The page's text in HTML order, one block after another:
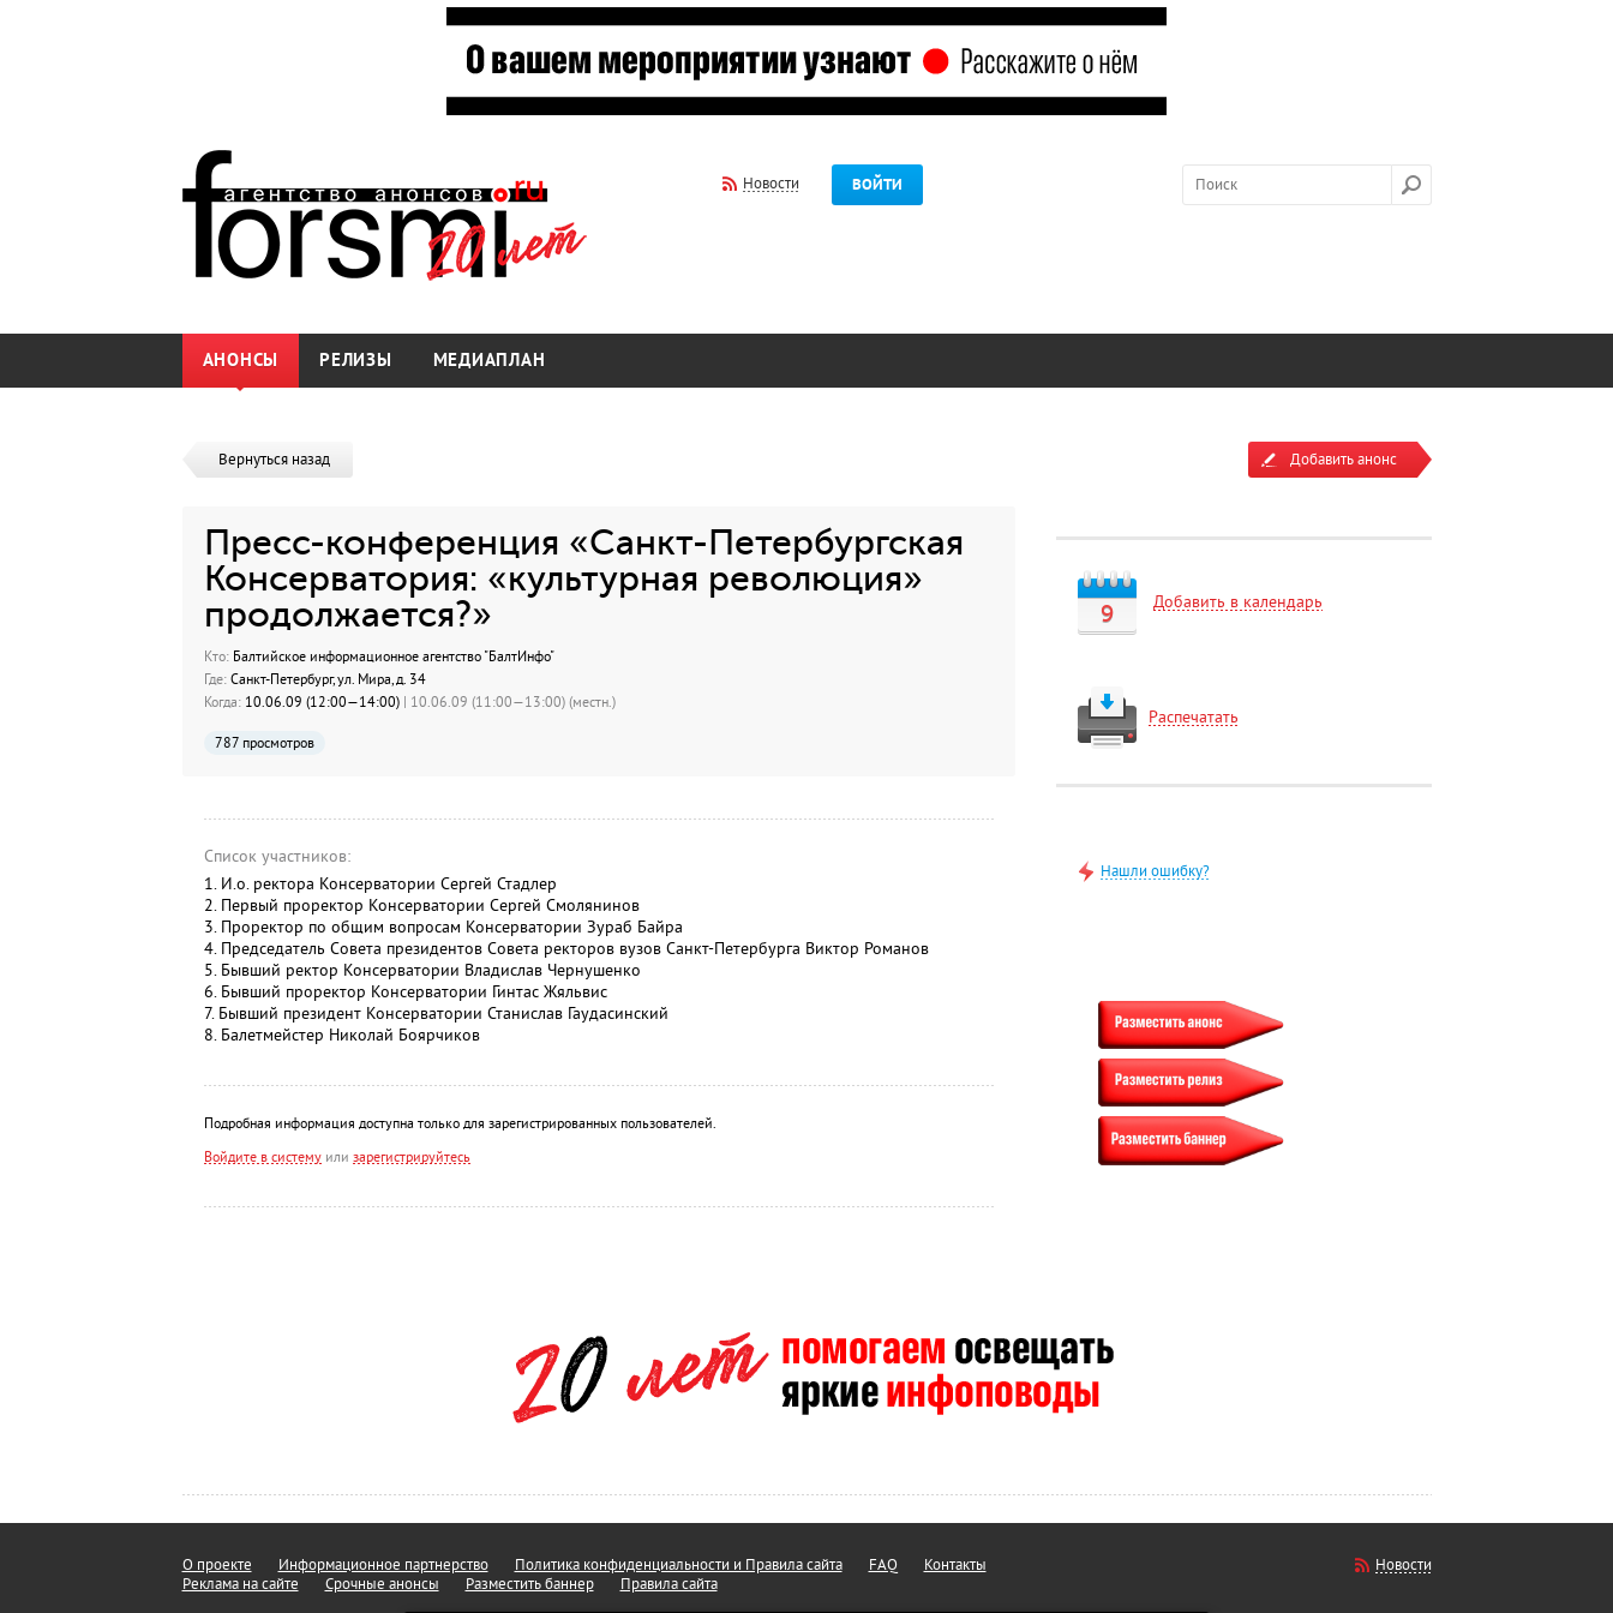
Новости ВОЙТИ
АНОНСЫ РЕЛИЗЫ МЕДИАПЛАН
Вернуться назад
Пресс-конференция «Санкт-Петербургская
Консерватория: «культурная революция»
продолжается?»
Кто:Балтийское информационное агентство "БалтИнфо"
Где:Санкт-Петербург, ул. Мира, д. 34
Когда:10.06.09 (12:00—14:00) | 10.06.09 (11:00—13:00) (местн.)
787 просмотров
Список участников:
1. И.о. ректора Консерватории Сергей Стадлер
2. Первый проректор Консерватории Сергей Смолянинов
3. Проректор по общим вопросам Консерватории Зураб Байра
4. Председатель Совета президентов Совета ректоров вузов Санкт-Петербурга Виктор Романов
5. Бывший ректор Консерватории Владислав Чернушенко
6. Бывший проректор Консерватории Гинтас Жяльвис
7. Бывший президент Консерватории Станислав Гаудасинский
8. Балетмейстер Николай Боярчиков
Подробная информация доступна только для зарегистрированных пользователей.
Войдите в системуили зарегистрируйтесь
Добавить анонс
9 Добавить в календарь
Распечатать
Нашли ошибку?
О проекте Информационное партнерство Политика конфиденциальности и Правила сайта FAQ
Контакты
Реклама на сайте
Срочные анонсы Разместить баннер Правила сайта
Новости